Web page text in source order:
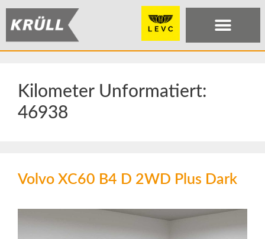
Kilometer Unformatiert:
46938
Volvo XC60 B4 D 2WD Plus Dark